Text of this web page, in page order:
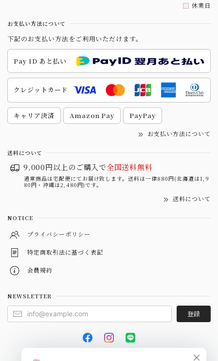
休業日
お支払い方法について
下記のお支払い方法をご利用いただけます。
Pay ID あと払い
クレジットカード
キャリア決済 Amazon Pay PayPay
お支払い方法について
送料について
9,000円以上のご購入で全国送料無料
通常商品は宅配便にてお届け致します。送料は一律880円(北海道は1,9
80円・沖縄は2,480円)です。
送料について
NOTICE
プライバシーポリシー
特定商取引法に基づく表記
会員規約
NEWSLETTER
登録